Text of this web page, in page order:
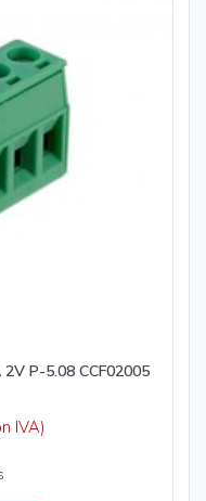
2V P-5.08 CCF02005
IVA)